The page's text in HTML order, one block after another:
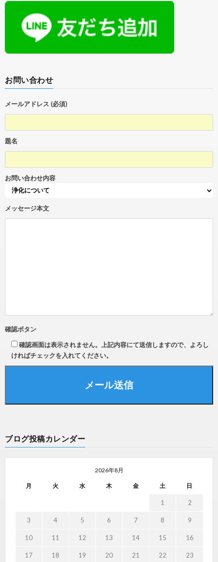
お問い合わせ
メールアドレス (必須)
題名
お問い合わせ内容
メッセージ本文
確認ボタン
確認画面は表示されません。上記内容にて送信しますので、よろし
ければチェックを入れてください。
ブログ投稿カレンダー
2026年8月
月 火 水 木 金 土 日
1 2
3 4 5 6 7 8 9
10 11 12 13 14 15 16
17 18 19 20 21 22 23